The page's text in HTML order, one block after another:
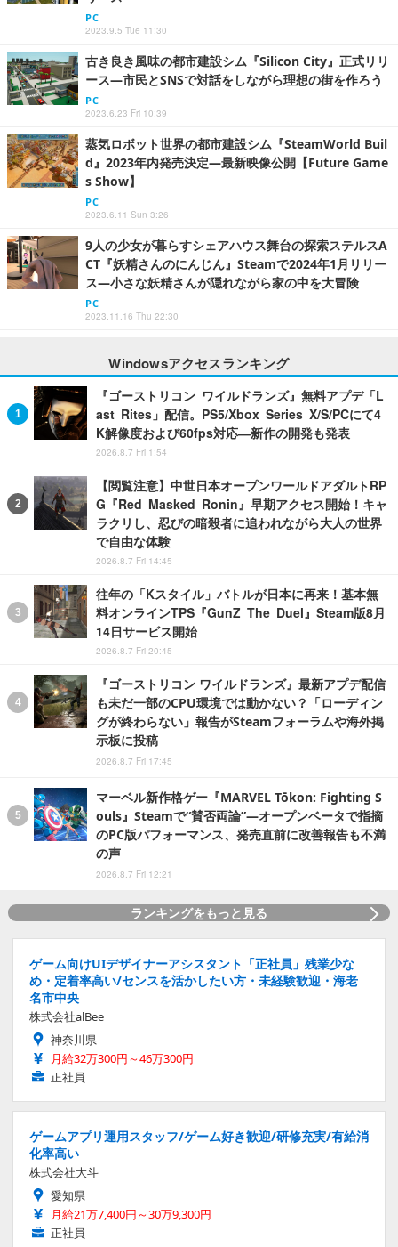
PC
2023.9.5 Tue 11:30
古き良き風味の都市建設シム『Silicon City』正式リリ
ース―市民とSNSで対話をしながら理想の街を作ろう
PC
2023.6.23 Fri 10:39
蒸気ロボット世界の都市建設シム『SteamWorld Buil
d』2023年内発売決定―最新映像公開【Future Game
s Show】
PC
2023.6.11 Sun 3:26
9人の少女が暮らすシェアハウス舞台の探索ステルスA
CT『妖精さんのにんじん』Steamで2024年1月リリー
ス―小さな妖精さんが隠れながら家の中を大冒険
PC
2023.11.16 Thu 22:30
Windowsアクセスランキング
『ゴーストリコン ワイルドランズ』無料アプデ「L
ast Rites」配信。PS5/Xbox Series X/S/PCにて4
K解像度および60fps対応―新作の開発も発表
2026.8.7 Fri 1:54
【閲覧注意】中世日本オープンワールドアダルトRP
G『Red Masked Ronin』早期アクセス開始！キャ
ラクリし、忍びの暗殺者に追われながら大人の世界
で自由な体験
2026.8.7 Fri 14:45
往年の「Kスタイル」バトルが日本に再来！基本無
料オンラインTPS『GunZ The Duel』Steam版8月
14日サービス開始
2026.8.7 Fri 20:45
『ゴーストリコン ワイルドランズ』最新アプデ配信
も未だ一部のCPU環境では動かない？「ローディン
グが終わらない」報告がSteamフォーラムや海外掲
示板に投稿
2026.8.7 Fri 17:45
マーベル新作格ゲー『MARVEL Tōkon: Fighting S
ouls』Steamで“賛否両論”―オープンベータで指摘
のPC版パフォーマンス、発売直前に改善報告も不満
の声
2026.8.7 Fri 12:21
ランキングをもっと見る
ゲーム向けUIデザイナーアシスタント「正社員」残業少な
め・定着率高い/センスを活かしたい方・未経験歓迎・海老
名市中央
株式会社alBee
神奈川県
月給32万300円～46万300円
正社員
ゲームアプリ運用スタッフ/ゲーム好き歓迎/研修充実/有給消
化率高い
株式会社大斗
愛知県
月給21万7,400円～30万9,300円
正社員